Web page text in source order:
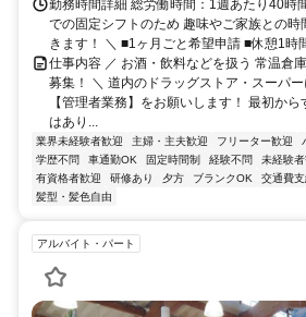
勤務時間詳細 総労働時間：1週あたり40時
での固定シフトのため 趣味やご家族との
きます！ ＼ ■1ヶ月ごと希望申請 ■休憩1時
仕事内容 ／ お酒・飲料などを扱う 常温倉
募集！ ＼ 道内のドラッグストア・スーパ
【管理者業務】をお願いします！ 最初か
はあり...
業界未経験者歓迎 主婦・主夫歓迎 フリーター歓迎
学歴不問
車通勤OK 固定時間制 経験不問 未経験
有資格者歓迎
研修あり 夕方 ブランクOK 交通費
髪型・髪色自由
アルバイト・パート